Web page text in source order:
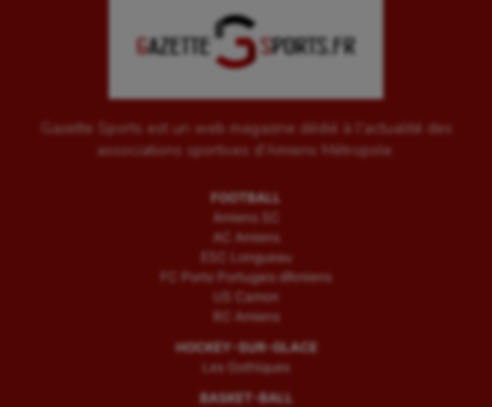
Gazette Sports est un web magazine dédié à l'actualité des
associations sportives d'Amiens Métropole.
FOOTBALL
Amiens SC
AC Amiens
ESC Longueau
FC Porto Portugais d’Amiens
US Camon
RC Amiens
HOCKEY-SUR-GLACE
Les Gothiques
BASKET-BALL